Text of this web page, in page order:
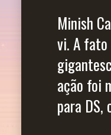
Minish
vi. A
ação foi
para DS,